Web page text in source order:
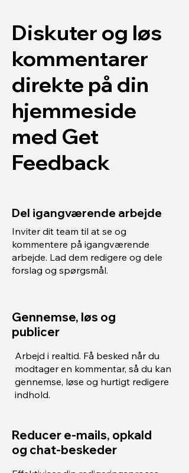
Diskuter og løs
kommentarer
direkte på din
hjemmeside
med Get
Feedback
Del igangværende arbejde
Inviter dit team til at se og
kommentere på igangværende
arbejde. Lad dem redigere og dele
forslag og spørgsmål.
Gennemse, løs og
publicer
Arbejd i realtid. Få besked når du
modtager en kommentar, så du kan
gennemse, løse og hurtigt redigere
indhold.
Reducer e-mails, opkald
og chat-beskeder